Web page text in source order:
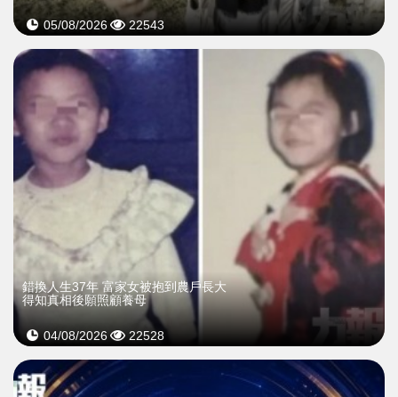
05/08/2026 22543
錯換人生37年 富家女被抱到農戶長大
得知真相後願照顧養母
04/08/2026 22528